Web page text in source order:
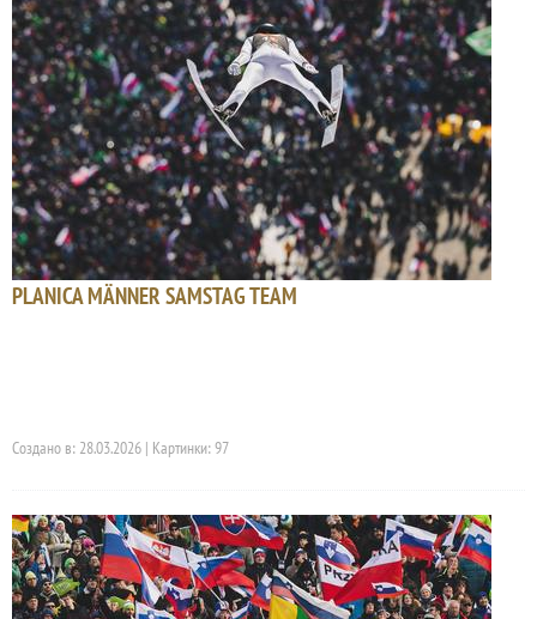
PLANICA MÄNNER SAMSTAG TEAM
Создано в: 28.03.2026 | Картинки: 97